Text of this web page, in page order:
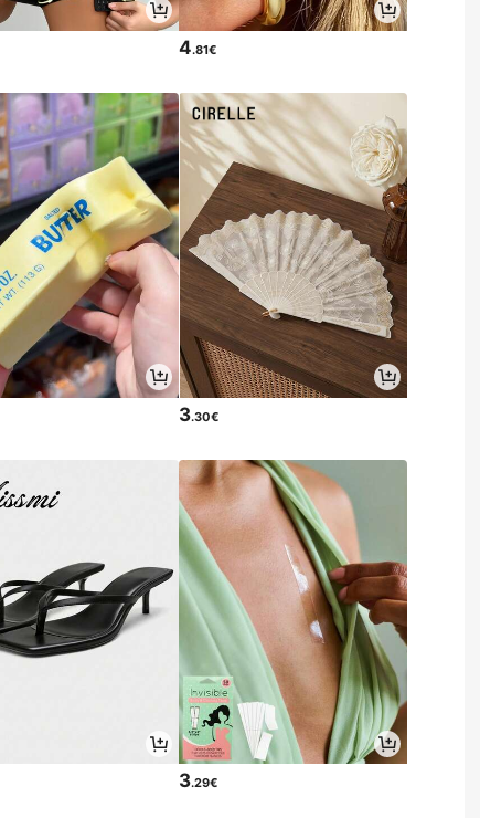
4.81€
3.30€
3.29€